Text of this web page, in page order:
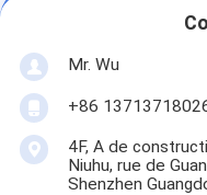
Mr. Wu
+86
4F, A de
Niuhu, rue de
Shenzhen